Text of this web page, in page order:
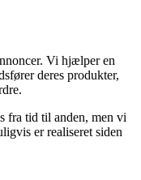
Vi hjælper en
deres produkter,
fra tid til anden, men vi
er realiseret siden